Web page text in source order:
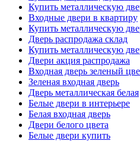
Купить металлическую
Входные двери в квартиру
Купить металлическую
Дверь распродажа склад
Купить металлическую
Двери акция распродажа
Входная дверь зеленый
Зеленая входная дверь
Дверь металлическая белая
Белые двери в интерьере
Белая входная дверь
Двери белого цвета
Белые двери купить